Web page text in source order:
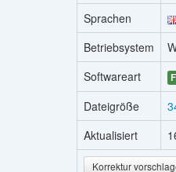
Sprachen
Betriebsystem
Softwareart
Dateigröße
Aktualisiert
Korrektur